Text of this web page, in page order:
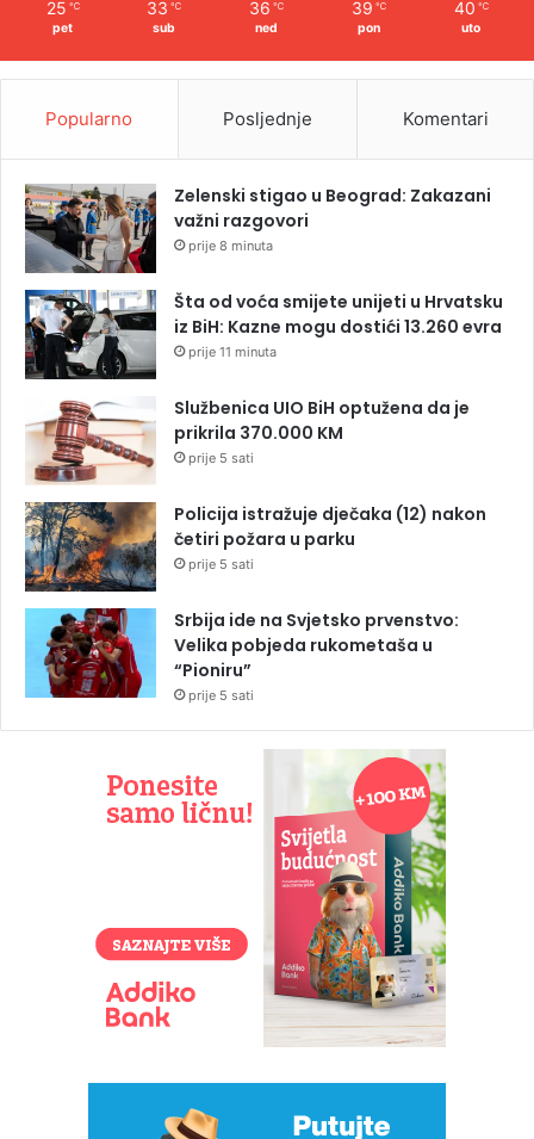
25 ℃
pet
33 ℃
sub
36 ℃
ned
39 ℃
pon
40 ℃
uto
Popularno Posljednje Komentari
Zelenski stigao u Beograd: Zakazani
važni razgovori
prije 8 minuta
Šta od voća smijete unijeti u Hrvatsku
iz BiH: Kazne mogu dostići 13.260 evra
prije 11 minuta
Službenica UIO BiH optužena da je
prikrila 370.000 KM
prije 5 sati
Policija istražuje dječaka (12) nakon
četiri požara u parku
prije 5 sati
Srbija ide na Svjetsko prvenstvo:
Velika pobjeda rukometaša u
“Pioniru”
prije 5 sati